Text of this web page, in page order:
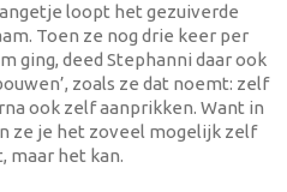
loopt het gezuiverde
Toen ze nog drie keer per
ging, deed Stephanni daar ook
zoals ze dat noemt: zelf
ook zelf aanprikken. Want in
ze je het zoveel mogelijk zelf
maar het kan.